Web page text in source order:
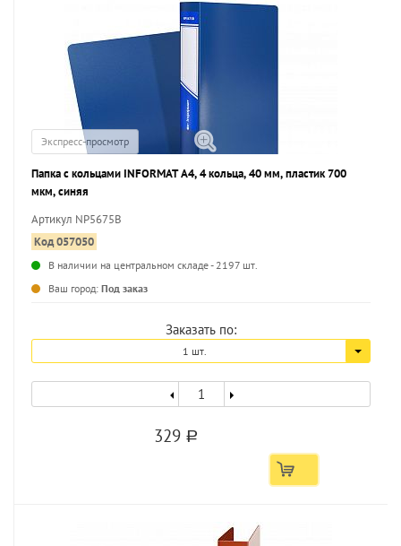
Экспресс-просмотр
Папка с кольцами INFORMAT А4, 4 кольца, 40 мм, пластик 700
мкм, синяя
Артикул NP5675B
Код 057050
В наличии на центральном складе - 2197 шт.
Ваш город: Под заказ
Заказать по:
1 шт.
329 a